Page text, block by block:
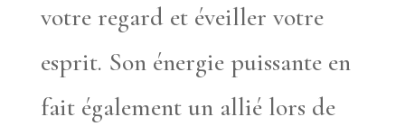
votre regard et éveiller votre
esprit. Son énergie puissante en
fait également un allié lors de